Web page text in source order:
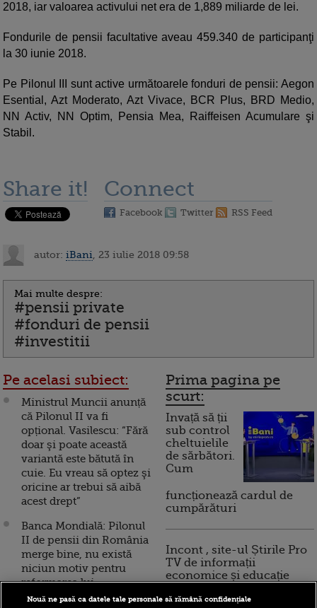
2018, iar valoarea activului net era de 1,889 miliarde de lei.
Fondurile de pensii facultative aveau 459.340 de participanţi
la 30 iunie 2018.
Pe Pilonul III sunt active următoarele fonduri de pensii: Aegon
Esential, Azt Moderato, Azt Vivace, BCR Plus, BRD Medio,
NN Activ, NN Optim, Pensia Mea, Raiffeisen Acumulare şi
Stabil.
Share it! Connect
Facebook Twitter RSS Feed
autor: iBani , 23 iulie 2018 09:58
Mai multe despre:
#pensii private
#fonduri de pensii
#investitii
Pe acelasi subiect:
Ministrul Muncii anunță
că Pilonul II va fi
opțional. Vasilescu: “Fără
doar şi poate această
variantă este bătută în
cuie. Eu vreau să optez şi
oricine ar trebui să aibă
acest drept”
Banca Mondială: Pilonul
II de pensii din România
merge bine, nu există
niciun motiv pentru
reformarea lui
Prima pagina pe
scurt:
Invață să ții
sub control
cheltuielile
de sărbători.
Cum
funcționează cardul de
cumpărături
Incont , site-ul Știrile Pro
TV de informații
economice și educație
Nouă ne pasă ca datele tale personale să rămână confidențiale